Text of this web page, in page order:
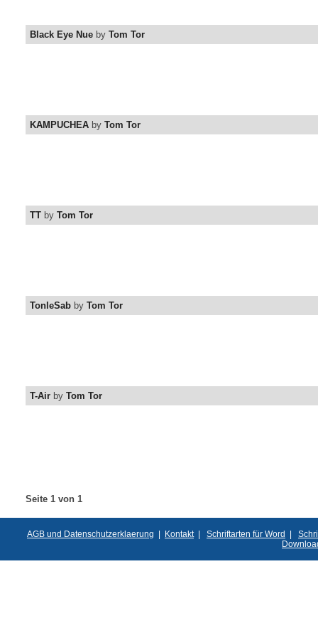
Black Eye Nue by Tom Tor
KAMPUCHEA by Tom Tor
TT by Tom Tor
TonleSab by Tom Tor
T-Air by Tom Tor
Seite 1 von 1
AGB und Datenschutzerklaerung | Kontakt| Schriftarten für Word |